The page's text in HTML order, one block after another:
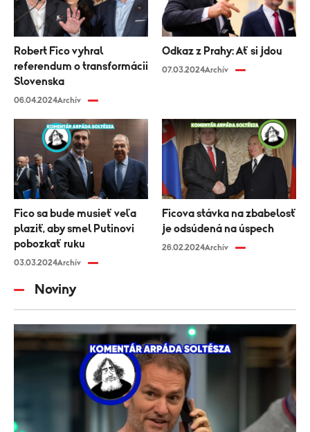
Robert Fico vyhral
referendum o transformácii
Slovenska
06.04.2024Archív
Odkaz z Prahy: Ať si jdou
07.03.2024Archív
Fico sa bude musieť veľa
plaziť, aby smel Putinovi
pobozkať ruku
03.03.2024Archív
Ficova stávka na zbabelosť
je odsúdená na úspech
26.02.2024Archív
Noviny